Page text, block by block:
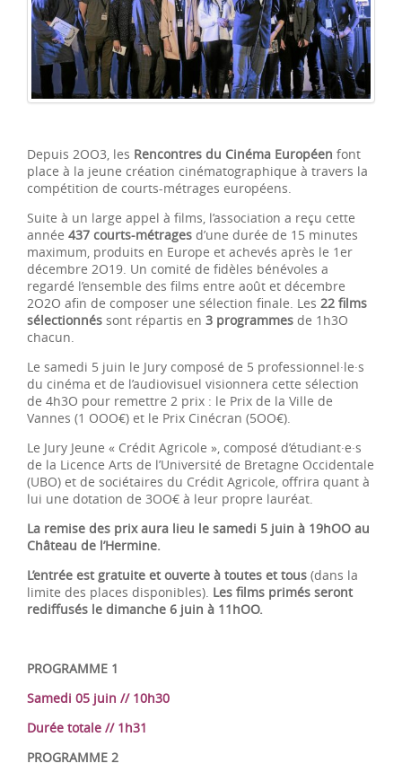
Depuis 2OO3, les Rencontres du Cinéma Européen font
place à la jeune création cinématographique à travers la
compétition de courts-métrages européens.
Suite à un large appel à films, l’association a reçu cette
année 437 courts-métrages d’une durée de 15 minutes
maximum, produits en Europe et achevés après le 1er
décembre 2O19. Un comité de fidèles bénévoles a
regardé l’ensemble des films entre août et décembre
2O2O afin de composer une sélection finale. Les 22 films
sélectionnés sont répartis en 3 programmes de 1h3O
chacun.
Le samedi 5 juin le Jury composé de 5 professionnel·le·s
du cinéma et de l’audiovisuel visionnera cette sélection
de 4h3O pour remettre 2 prix : le Prix de la Ville de
Vannes (1 OOO€) et le Prix Cinécran (5OO€).
Le Jury Jeune « Crédit Agricole », composé d’étudiant·e·s
de la Licence Arts de l’Université de Bretagne Occidentale
(UBO) et de sociétaires du Crédit Agricole, offrira quant à
lui une dotation de 3OO€ à leur propre lauréat.
La remise des prix aura lieu le samedi 5 juin à 19hOO au
Château de l’Hermine.
L’entrée est gratuite et ouverte à toutes et tous (dans la
limite des places disponibles). Les films primés seront
rediffusés le dimanche 6 juin à 11hOO.
PROGRAMME 1
Samedi 05 juin // 10h30
Durée totale // 1h31
PROGRAMME 2